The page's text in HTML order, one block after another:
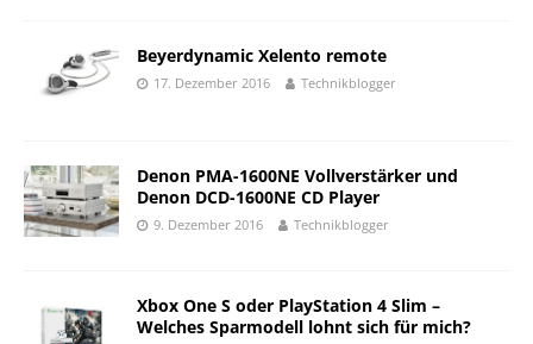
Beyerdynamic Xelento remote
17. Dezember 2016 Technikblogger
Denon PMA-1600NE Vollverstärker und
Denon DCD-1600NE CD Player
9. Dezember 2016 Technikblogger
Xbox One S oder PlayStation 4 Slim –
Welches Sparmodell lohnt sich für mich?